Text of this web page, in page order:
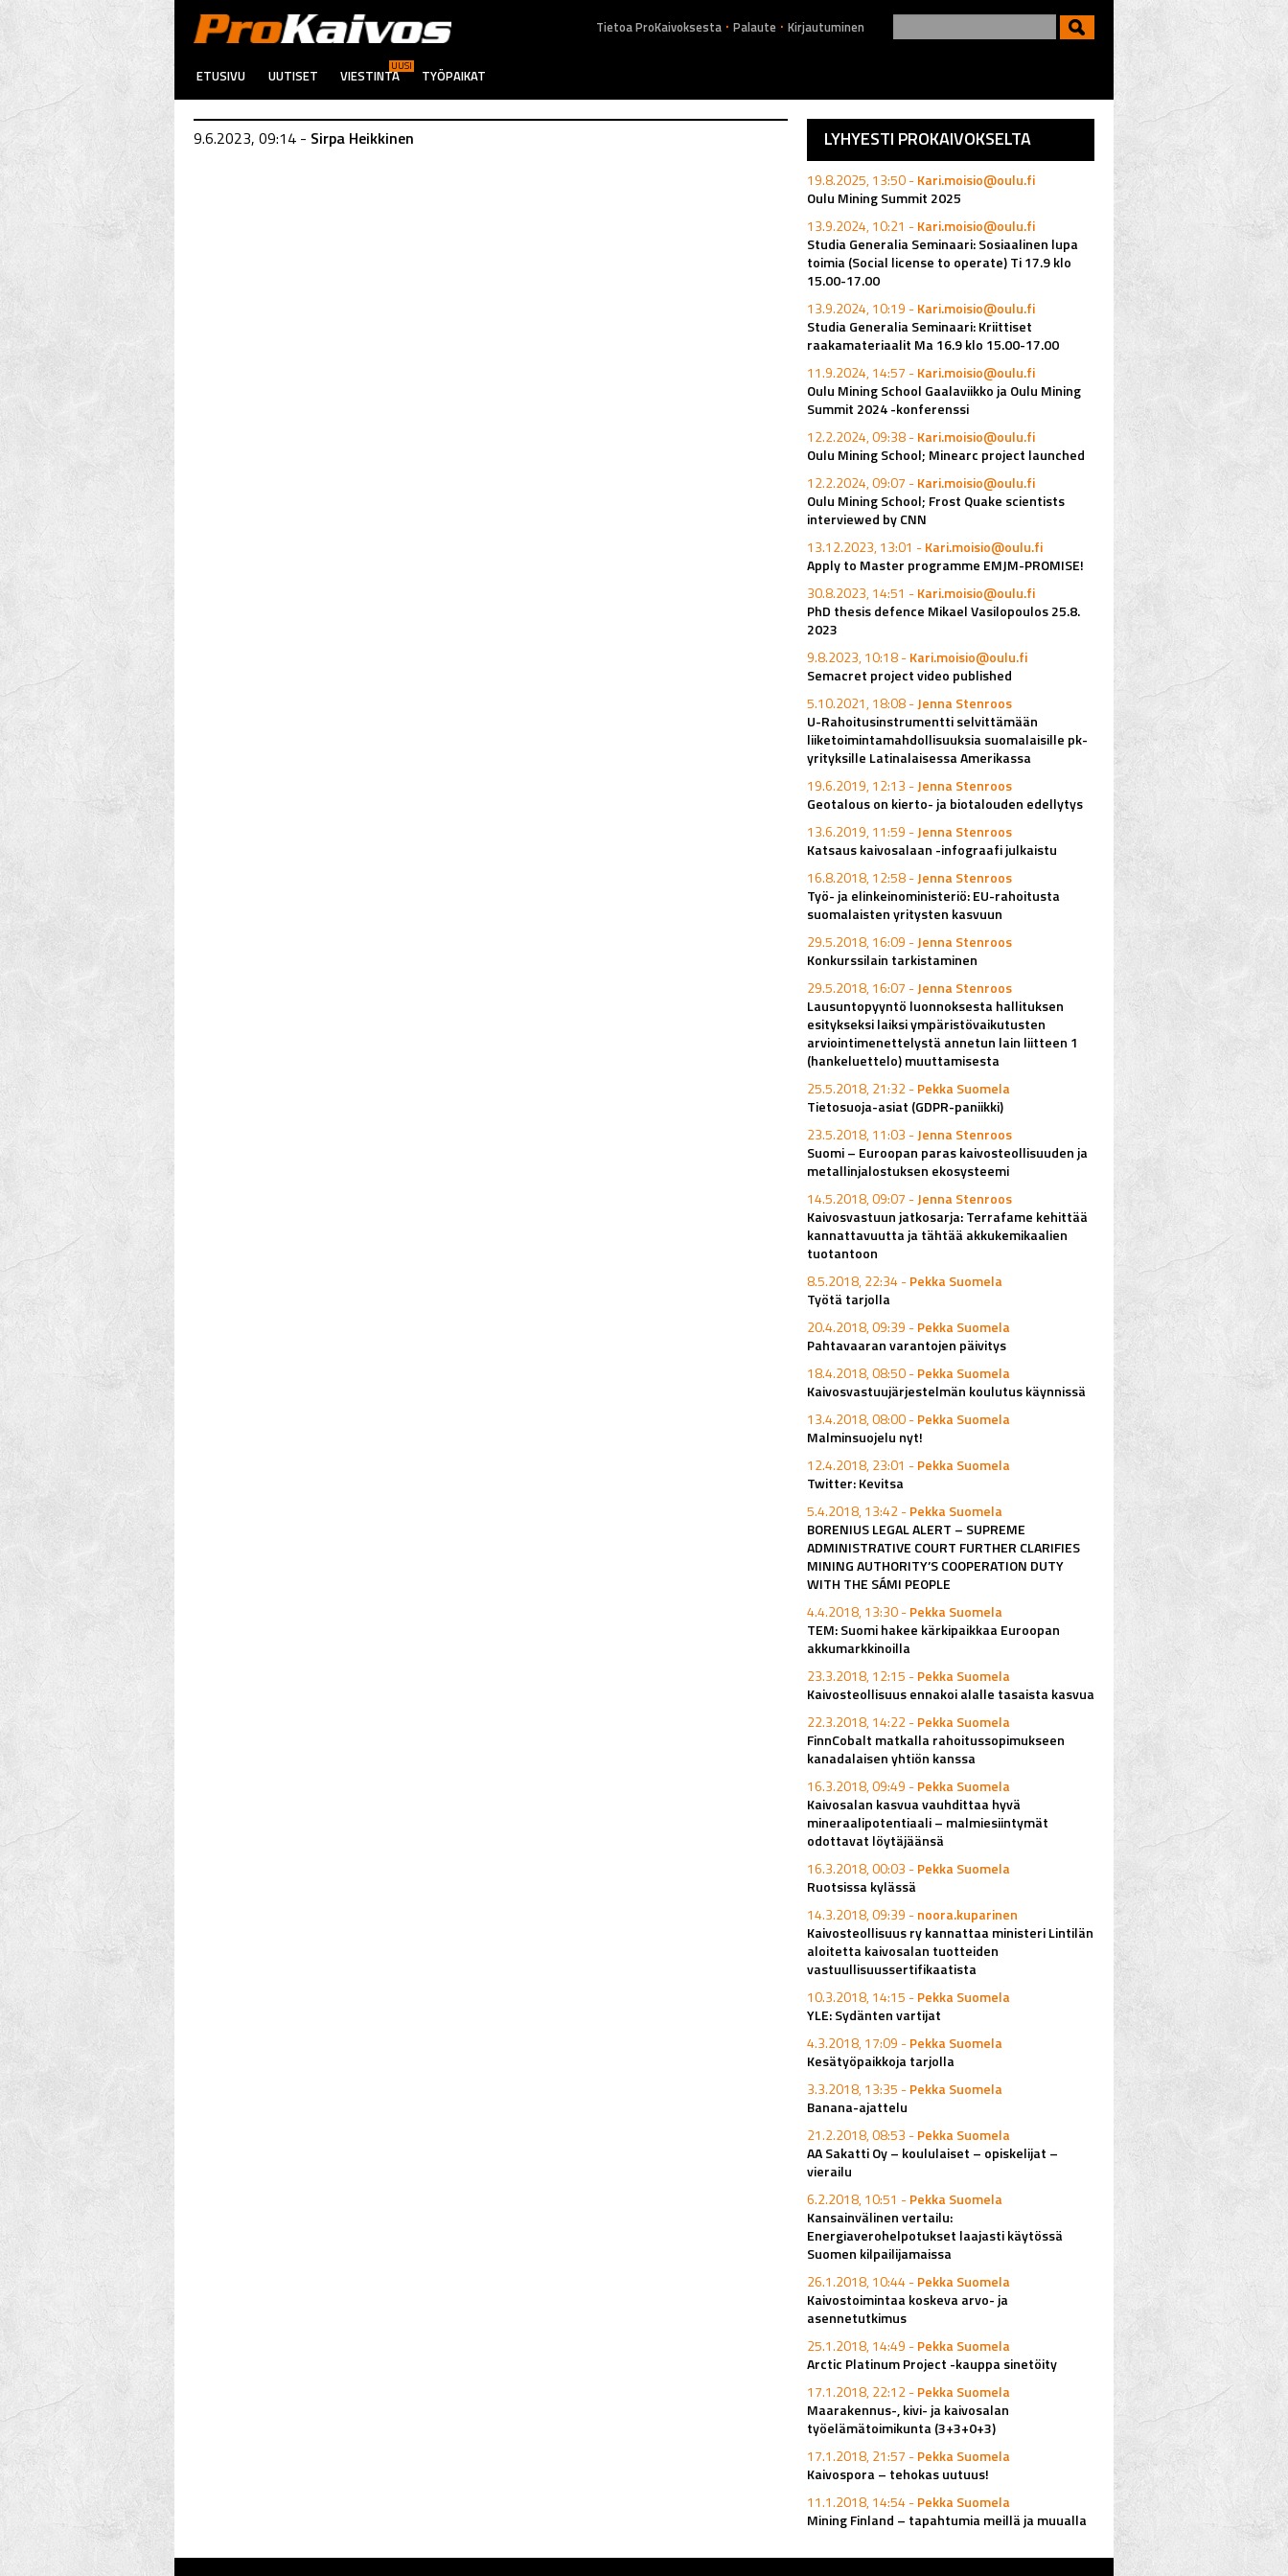
Tietoa ProKaivoksesta . Palaute . Kirjautuminen
ETUSIVU UUTISET VIESTINTÄ
UUSI
TYÖPAIKAT
9.6.2023, 09:14 - Sirpa Heikkinen LYHYESTI PROKAIVOKSELTA
19.8.2025, 13:50 -Kari.moisio@oulu.fi
Oulu Mining Summit 2025
13.9.2024, 10:21 -Kari.moisio@oulu.fi
Studia Generalia Seminaari: Sosiaalinen lupa
toimia (Social license to operate) Ti 17.9 klo
15.00-17.00
13.9.2024, 10:19 -Kari.moisio@oulu.fi
Studia Generalia Seminaari: Kriittiset
raakamateriaalit Ma 16.9 klo 15.00-17.00
11.9.2024, 14:57 -Kari.moisio@oulu.fi
Oulu Mining School Gaalaviikko ja Oulu Mining
Summit 2024 -konferenssi
12.2.2024, 09:38 -Kari.moisio@oulu.fi
Oulu Mining School; Minearc project launched
12.2.2024, 09:07 -Kari.moisio@oulu.fi
Oulu Mining School; Frost Quake scientists
interviewed by CNN
13.12.2023, 13:01 -Kari.moisio@oulu.fi
Apply to Master programme EMJM-PROMISE!
30.8.2023, 14:51 -Kari.moisio@oulu.fi
PhD thesis defence Mikael Vasilopoulos 25.8.
2023
9.8.2023, 10:18 -Kari.moisio@oulu.fi
Semacret project video published
5.10.2021, 18:08 -Jenna Stenroos
U-Rahoitusinstrumentti selvittämään
liiketoimintamahdollisuuksia suomalaisille pk-
yrityksille Latinalaisessa Amerikassa
19.6.2019, 12:13 -Jenna Stenroos
Geotalous on kierto- ja biotalouden edellytys
13.6.2019, 11:59 -Jenna Stenroos
Katsaus kaivosalaan -infograafi julkaistu
16.8.2018, 12:58 -Jenna Stenroos
Työ- ja elinkeinoministeriö: EU-rahoitusta
suomalaisten yritysten kasvuun
29.5.2018, 16:09 -Jenna Stenroos
Konkurssilain tarkistaminen
29.5.2018, 16:07 -Jenna Stenroos
Lausuntopyyntö luonnoksesta hallituksen
esitykseksi laiksi ympäristövaikutusten
arviointimenettelystä annetun lain liitteen 1
(hankeluettelo) muuttamisesta
25.5.2018, 21:32 -Pekka Suomela
Tietosuoja-asiat (GDPR-paniikki)
23.5.2018, 11:03 -Jenna Stenroos
Suomi – Euroopan paras kaivosteollisuuden ja
metallinjalostuksen ekosysteemi
14.5.2018, 09:07 -Jenna Stenroos
Kaivosvastuun jatkosarja: Terrafame kehittää
kannattavuutta ja tähtää akkukemikaalien
tuotantoon
8.5.2018, 22:34 -Pekka Suomela
Työtä tarjolla
20.4.2018, 09:39 -Pekka Suomela
Pahtavaaran varantojen päivitys
18.4.2018, 08:50 -Pekka Suomela
Kaivosvastuujärjestelmän koulutus käynnissä
13.4.2018, 08:00 -Pekka Suomela
Malminsuojelu nyt!
12.4.2018, 23:01 -Pekka Suomela
Twitter: Kevitsa
5.4.2018, 13:42 -Pekka Suomela
BORENIUS LEGAL ALERT – SUPREME
ADMINISTRATIVE COURT FURTHER CLARIFIES
MINING AUTHORITY’S COOPERATION DUTY
WITH THE SÁMI PEOPLE
4.4.2018, 13:30 -Pekka Suomela
TEM: Suomi hakee kärkipaikkaa Euroopan
akkumarkkinoilla
23.3.2018, 12:15 -Pekka Suomela
Kaivosteollisuus ennakoi alalle tasaista kasvua
22.3.2018, 14:22 -Pekka Suomela
FinnCobalt matkalla rahoitussopimukseen
kanadalaisen yhtiön kanssa
16.3.2018, 09:49 -Pekka Suomela
Kaivosalan kasvua vauhdittaa hyvä
mineraalipotentiaali – malmiesiintymät
odottavat löytäjäänsä
16.3.2018, 00:03 -Pekka Suomela
Ruotsissa kylässä
14.3.2018, 09:39 -noora.kuparinen
Kaivosteollisuus ry kannattaa ministeri Lintilän
aloitetta kaivosalan tuotteiden
vastuullisuussertifikaatista
10.3.2018, 14:15 -Pekka Suomela
YLE: Sydänten vartijat
4.3.2018, 17:09 -Pekka Suomela
Kesätyöpaikkoja tarjolla
3.3.2018, 13:35 -Pekka Suomela
Banana-ajattelu
21.2.2018, 08:53 -Pekka Suomela
AA Sakatti Oy – koululaiset – opiskelijat –
vierailu
6.2.2018, 10:51 -Pekka Suomela
Kansainvälinen vertailu:
Energiaverohelpotukset laajasti käytössä
Suomen kilpailijamaissa
26.1.2018, 10:44 -Pekka Suomela
Kaivostoimintaa koskeva arvo- ja
asennetutkimus
25.1.2018, 14:49 -Pekka Suomela
Arctic Platinum Project -kauppa sinetöity
17.1.2018, 22:12 -Pekka Suomela
Maarakennus-, kivi- ja kaivosalan
työelämätoimikunta (3+3+0+3)
17.1.2018, 21:57 -Pekka Suomela
Kaivospora – tehokas uutuus!
11.1.2018, 14:54 -Pekka Suomela
Mining Finland – tapahtumia meillä ja muualla